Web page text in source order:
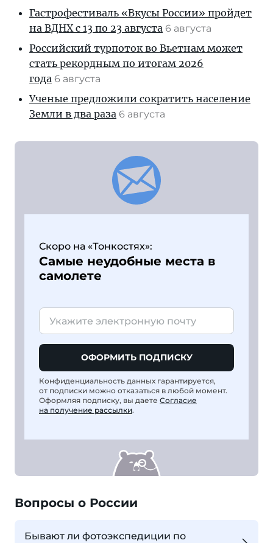
Гастрофестиваль «Вкусы России» пройдет
на ВДНХ с 13 по 23 августа 6 августа
Российский турпоток во Вьетнам может
стать рекордным по итогам 2026
года 6 августа
Ученые предложили сократить население
Земли в два раза 6 августа
Скоро на «Тонкостях»:
Самые неудобные места в
самолете
ОФОРМИТЬ ПОДПИСКУ
Конфиденциальность данных гарантируется,
от подписки можно отказаться в любой момент.
Оформляя подписку, вы даете Согласие
на получение рассылки.
Вопросы о России
Бывают ли фотоэкспедиции по